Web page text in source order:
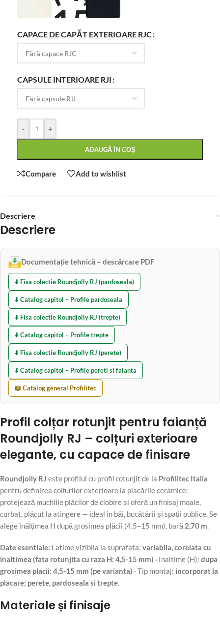
CAPACE DE CAPĂT EXTERIOARE RJC
CAPSULE INTERIOARE RJI
- +
ADAUGĂ ÎN COȘ
Compare Add to wishlist
Descriere
Descriere
Documentație tehnică – descărcare PDF
⬇️ Fisa colectie Roundjolly RJ (pardoseala)
⬇️ Catalog capitol – Profile pardoseala
⬇️ Fisa colectie Roundjolly RJ (trepte)
⬇️ Catalog capitol – Profile trepte
⬇️ Fisa colectie Roundjolly RJ (perete)
⬇️ Catalog capitol – Profile pereti si faianta
📖 Catalog general Profilitec
Profil colțar rotunjit pentru faianță
Roundjolly RJ – colțuri exterioare
elegante, cu capace de finisare
Roundjolly RJ este profilul cu profil rotunjit de la Profilitec Italia
pentru definirea colțurilor exterioare la placările ceramice:
protejează muchiile plăcilor de ciobire și oferă un finisaj moale,
curbat, plăcut la atingere — ideal în băi, bucătării și spații publice. Se
alege înălțimea H după grosimea plăcii (4,5–15 mm), bară 2,70 m.
Date esentiale: Latime vizibila la suprafata: variabila, corelata cu
inaltimea (fata rotunjita cu raza H: 4,5-15 mm) · Inaltime (H): dupa
grosimea placii: 4,5-15 mm (pe varianta) · Tip montaj: incorporat la
placare; perete, pardoseala si trepte.
Materiale și finisaje